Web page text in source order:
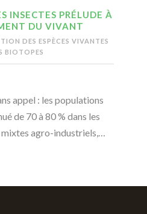
INSECTES PRÉLUDE À
DU VIVANT
DES ESPÈCES VIVANTES
BIOTOPES
appel : les populations
de 70 à 80 % dans les
mixtes agro-industriels,…